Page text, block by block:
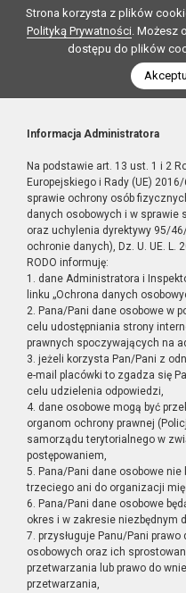
Strona korzysta z plików
Polityką Prywatności. Możesz
dostępu do plików
Informacja Administratora
Na podstawie art. 13 ust. 1 i 2
Europejskiego i Rady (UE)
sprawie ochrony osób
danych osobowych i w sprawie
oraz uchylenia dyrektywy 95/
ochronie danych), Dz. U. UE. L.
RODO informuję:
1. dane Administratora i
linku „Ochrona danych
2. Pana/Pani dane osobowe w
celu udostępniania strony
prawnych spoczywających na
3. jeżeli korzysta Pan/Pani z
e-mail placówki to zgadza się
celu udzielenia odpowiedzi,
4. dane osobowe mogą być
organom ochrony prawnej
samorządu terytorialnego w
postępowaniem,
5. Pana/Pani dane osobowe
trzeciego ani do organizacji
6. Pana/Pani dane osobowe
okres i w zakresie niezbędnym
7. przysługuje Panu/Pani
osobowych oraz ich
przetwarzania lub prawo do
przetwarzania,